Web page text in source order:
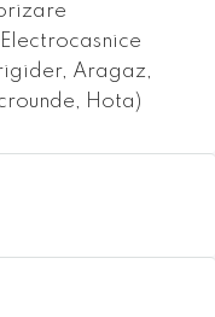
Aragaz,
Hota)